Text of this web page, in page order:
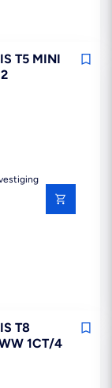
T5 MINI
T8
1CT/4